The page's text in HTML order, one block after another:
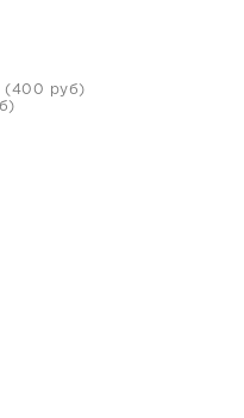
(400 руб)